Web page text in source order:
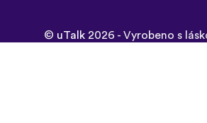
© uTalk2026 - Vyrobeno s